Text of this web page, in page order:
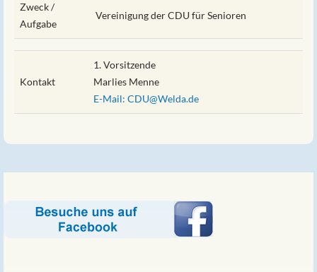
Zweck /
Aufgabe
Vereinigung der CDU für Senioren
Kontakt
1. Vorsitzende
Marlies Menne
E-Mail: CDU@Welda.de